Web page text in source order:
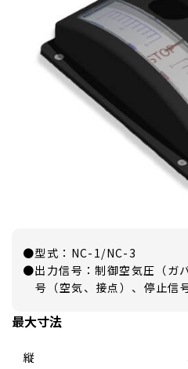
●型式：NC-1/NC-3
●出力信号：制御空気圧（ガ
号（空気、接点）、停止信
最大寸法
縦